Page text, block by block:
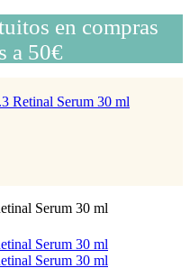
en compras
a 50€
Retinal Serum 30 ml